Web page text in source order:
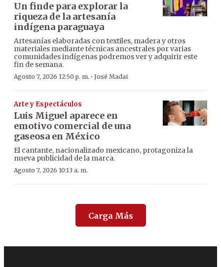
Un finde para explorar la
riqueza de la artesanía
indígena paraguaya
Artesanías elaboradas con textiles, madera y otros
materiales mediante técnicas ancestrales por varias
comunidades indígenas podremos ver y adquirir este
fin de semana.
Agosto 7, 2026 12:50 p. m. · José Madai
Arte y Espectáculos
Luis Miguel aparece en
emotivo comercial de una
gaseosa en México
El cantante, nacionalizado mexicano, protagoniza la
nueva publicidad de la marca.
Agosto 7, 2026 10:13 a. m.
Carga Más